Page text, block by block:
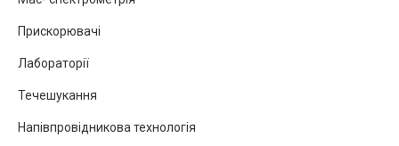
Прискорювачі
Лабораторії
Течешукання
Напівпровідникова технологія